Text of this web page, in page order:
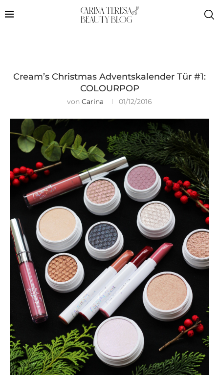
Cream’s Christmas Adventskalender Tür #1:
COLOURPOP
von Carina 01/12/2016